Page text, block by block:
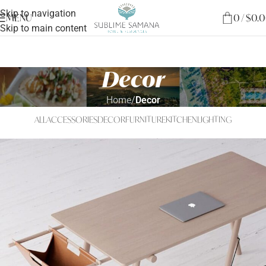
Skip to navigation
Skip to main content
MENU 0/$
Decor
Home/Decor
ALLACCESSORIESDECORFURNITUREKITCHENLIGHTING